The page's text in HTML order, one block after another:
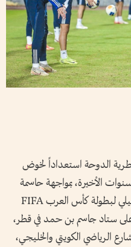
الدوحة استعداداً لخوض
الأخيرة، بمواجهة حاسمة
أمام منتخب موريتانيا في الملحق التأهيلي لبطولة كأس العرب FIFA
على ستاد جاسم بن حمد في قطر،
الرياضي الكويتي والخليجي،